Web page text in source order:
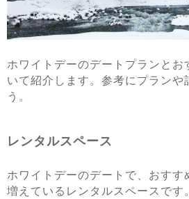
ホワイトデーのデートプランとお
いて紹介します。参考にプランや
う。
レンタルスペース
ホワイトデーのデートで、おすす
増えているレンタルスペースです。